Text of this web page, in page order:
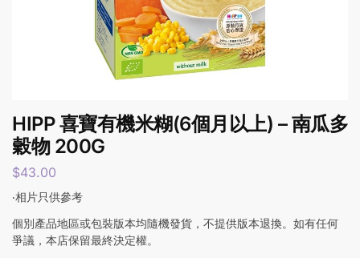
HIPP 喜寶有機米糊(6個月以上) – 南瓜多
穀物 200G
$43.00
‧相片只供參考
個別產品地區或包裝版本均隨機發貨，不提供版本退換。如有任何
爭議，本店保留最終決定權。